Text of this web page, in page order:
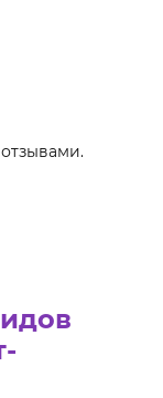
отзывами.